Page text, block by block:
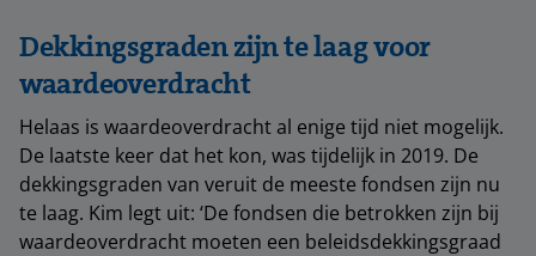
Dekkingsgraden zijn te laag voor
waardeoverdracht
Helaas is waardeoverdracht al enige tijd niet mogelijk.
De laatste keer dat het kon, was tijdelijk in 2019. De
dekkingsgraden van veruit de meeste fondsen zijn nu
te laag. Kim legt uit: ‘De fondsen die betrokken zijn bij
waardeoverdracht moeten een beleidsdekkingsgraad